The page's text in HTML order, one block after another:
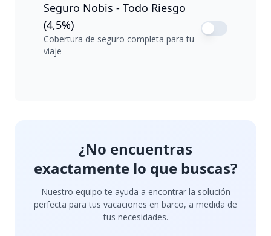
Seguro Nobis - Todo Riesgo
(4,5%)
Cobertura de seguro completa para tu
viaje
¿No encuentras
exactamente lo que buscas?
Nuestro equipo te ayuda a encontrar la solución
perfecta para tus vacaciones en barco, a medida de
tus necesidades.